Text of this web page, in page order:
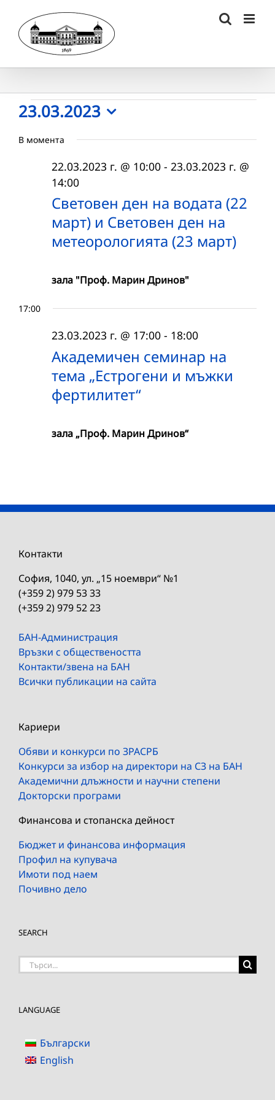
content
Събития
for
23.03.2023
23.03.2023
date.
В момента
Световен ден на водата (22
март) и Световен ден на
метеорологията (23 март)
22.03.2023 г. @ 10:00 - 23.03.2023 г. @
14:00
зала "Проф. Марин Дринов"
17:00
Академичен семинар на
тема „Естрогени и мъжки
фертилитет“
23.03.2023 г. @ 17:00 - 18:00
зала „Проф. Марин Дринов“
Контакти
София, 1040, ул. „15 ноември“ №1
(+359 2) 979 53 33
(+359 2) 979 52 23
БАН-Администрация
Връзки с обществеността
Контакти/звена на БАН
Всички публикации на сайта
Кариери
Обяви и конкурси по ЗРАСРБ
Конкурси за избор на директори на СЗ на БАН
Академични длъжности и научни степени
Докторски програми
Финансова и стопанска дейност
Бюджет и финансова информация
Профил на купувача
Имоти под наем
Почивно дело
SEARCH
Търсене
LANGUAGE
Български
English